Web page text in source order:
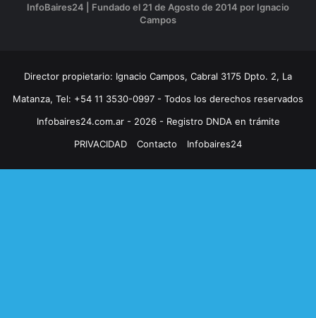
InfoBaires24 | Fundado el 21 de Agosto de 2014 por Ignacio
Campos
Director propietario: Ignacio Campos, Cabral 3175 Dpto. 2, La
Matanza, Tel: +54 11 3530-0997 - Todos los derechos reservados
Infobaires24.com.ar - 2026 - Registro DNDA en trámite
PRIVACIDAD
Contacto Infobaires24